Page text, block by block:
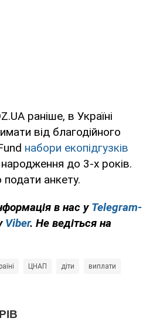
раніше, в Україні
від благодійного
набори екопідгузків
народження до 3-х років.
анкету.
в нас у Telegram-
Viber. Не ведіться на
ЦНАП діти виплати